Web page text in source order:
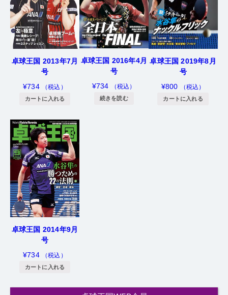
卓球王国 2013年7月
号
¥734 （税込）
カートに入れる
卓球王国 2016年4月
号
¥734 （税込）
続きを読む
卓球王国 2019年8月
号
¥800 （税込）
カートに入れる
卓球王国 2014年9月
号
¥734 （税込）
カートに入れる